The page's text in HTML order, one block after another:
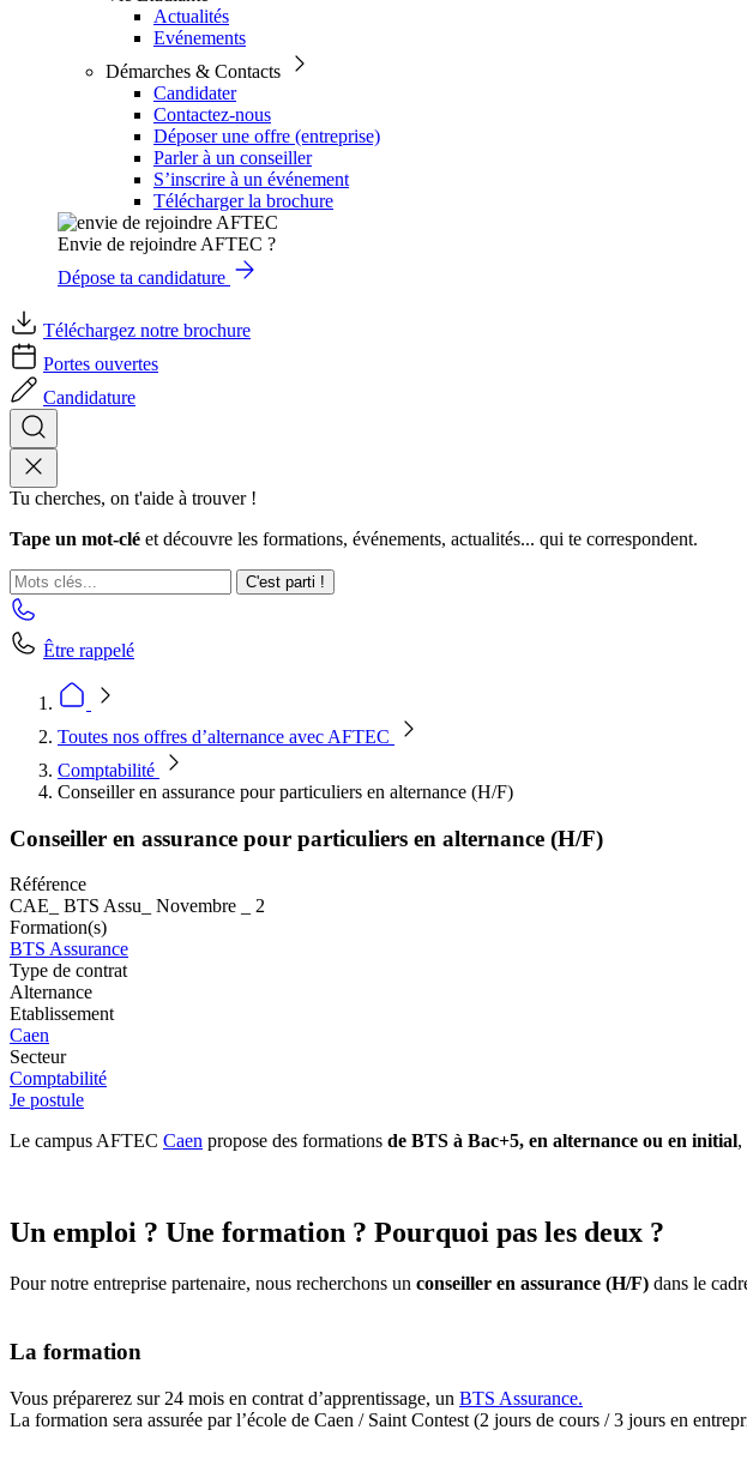
Actualités
Evénements
Démarches & Contacts
Candidater
Contactez-nous
Déposer une offre (entreprise)
Parler à un conseiller
S’inscrire à un événement
Télécharger la brochure
Envie de rejoindre AFTEC ?
Dépose ta candidature
Téléchargez notre brochure
Portes ouvertes
Candidature
Tu cherches, on t'aide à trouver !
Tape un mot-clé et découvre les formations, événements, actualités... qui te correspondent.
C'est parti !
Être rappelé
Toutes nos offres d’alternance avec AFTEC
Comptabilité
Conseiller en assurance pour particuliers en alternance (H/F)
Conseiller en assurance pour particuliers en alternance (H/F)
Référence
CAE_ BTS Assu_ Novembre _ 2
Formation(s)
BTS Assurance
Type de contrat
Alternance
Etablissement
Caen
Secteur
Comptabilité
Je postule
Le campus AFTEC Caen propose des formations de BTS à Bac+5, en alternance ou en initial,
Un emploi ? Une formation ? Pourquoi pas les deux ?
Pour notre entreprise partenaire, nous recherchons un conseiller en assurance (H/F) dans le
La formation
Vous préparerez sur 24 mois en contrat d’apprentissage, un BTS Assurance.
La formation sera assurée par l’école de Caen / Saint Contest (2 jours de cours / 3 jours en